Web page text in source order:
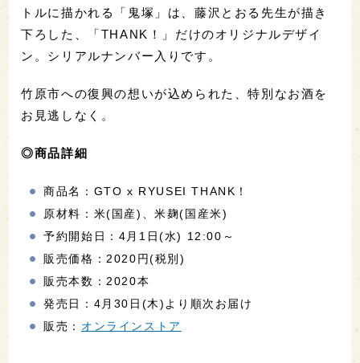
トルに描かれる「鬼塚」は、藤沢とおる先生が描き
下ろした、「THANK！」だけのオリジナルデザイ
ン。シリアルナンバー入りです。
竹原市への復興の想いが込められた、特別なお酒を
お見逃しなく。
◎商品詳細
商品名：GTO x RYUSEI THANK！
原材料：米(国産)、米麹(国産米)
予約開始日：4月1日(水) 12:00～
販売価格：2020円(税別)
販売本数：2020本
発売日：4月30日(木)より順次お届け
販売： オンラインストア